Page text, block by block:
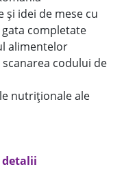
și idei de mese cu
completate
alimentelor
codului de
nutriționale ale